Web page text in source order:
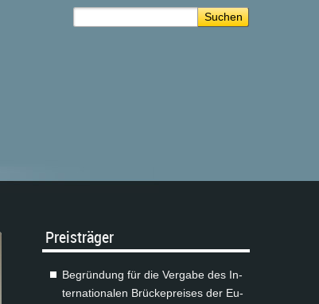
Preis­trä­ger
Be­grün­dung für die Ver­ga­be des In­
ter­na­tio­na­len Brü­cke­prei­ses der Eu­